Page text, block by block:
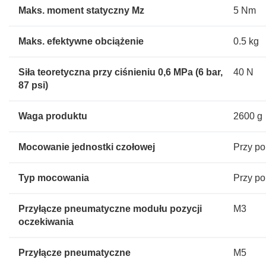
Maks. moment statyczny Mz 5 Nm
Maks. efektywne obciążenie 0.5 kg
Siła teoretyczna przy ciśnieniu 0,6 MPa (6 bar,
87 psi)
40 N
Waga produktu 2600 g
Mocowanie jednostki czołowej Przy
Typ mocowania Przy
Przyłącze pneumatyczne modułu pozycji
oczekiwania
M3
Przyłącze pneumatyczne M5